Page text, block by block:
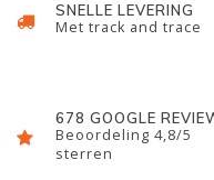
SNELLE LEVERING
Met track and trace
678 GOOGLE
Beoordeling 4,8/5
sterren